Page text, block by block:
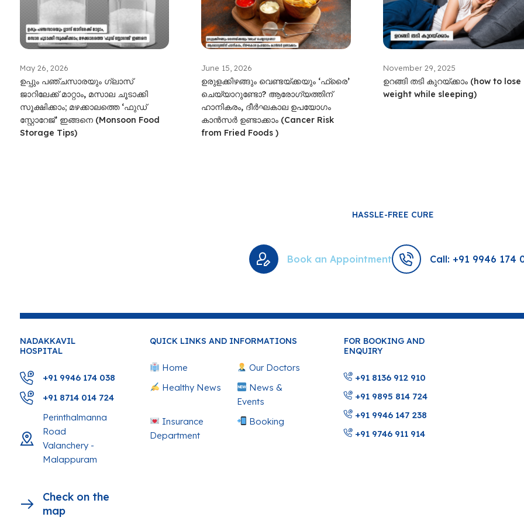
May 26, 2026
ഉപ്പും പഞ്ചസാരയും ​ഗ്ലാസ്
ജാറിലേക്ക് മാറ്റാം, മസാല ചൂടാക്കി
സൂക്ഷിക്കാം; മഴക്കാലത്തെ ‘ഫുഡ്
സ്റ്റോറേജ്’ ഇങ്ങനെ (Monsoon Food
Storage Tips)
June 15, 2026
ഉരുളക്കിഴങ്ങും വെണ്ടയ്ക്കയും ‘ഫ്രൈ’
ചെയ്യാറുണ്ടോ? ആരോഗ്യത്തിന്
ഹാനികരം, ദീർഘകാല ഉപയോ​ഗം
കാൻസർ ഉണ്ടാക്കാം (Cancer Risk
from Fried Foods )
November 29, 2025
ഉറങ്ങി തടി കുറയ്ക്കാം (how to lose
weight while sleeping)
HASSLE-FREE CURE
Book an Appointment Call: +91 9946 174
NADAKKAVIL
HOSPITAL
+91 9946 174 038
+91 8714 014 724
Perinthalmanna
Road
Valanchery -
Malappuram
Check on the
map
QUICK LINKS AND INFORMATIONS
Home
Our Doctors
Healthy News
News &
Events
Insurance
Department
Booking
FOR BOOKING AND
ENQUIRY
+91 8136 912 910
+91 9895 814 724
+91 9946 147 238
+91 9746 911 914